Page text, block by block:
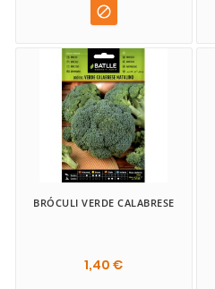

BRÓCULI VERDE CALABRESE
1,40 €